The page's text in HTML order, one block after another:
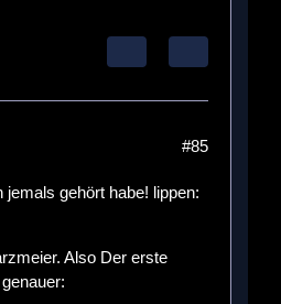
#85
gehört habe! lippen:
Also Der erste